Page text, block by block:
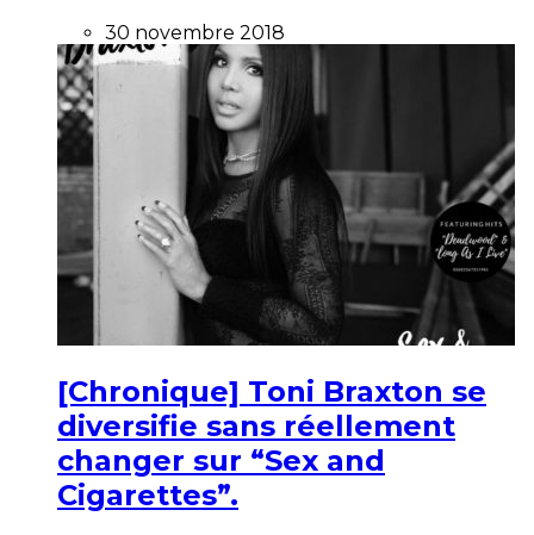
30 novembre 2018
[Chronique] Toni Braxton se
diversifie sans réellement
changer sur “Sex and
Cigarettes”.